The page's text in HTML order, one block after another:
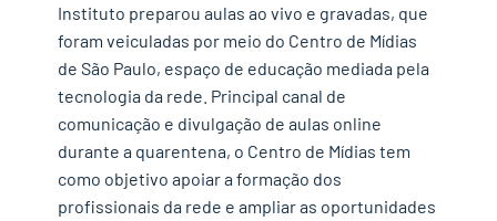
Instituto preparou aulas ao vivo e gravadas, que
foram veiculadas por meio do Centro de Mídias
de São Paulo, espaço de educação mediada pela
tecnologia da rede. Principal canal de
comunicação e divulgação de aulas online
durante a quarentena, o Centro de Mídias tem
como objetivo apoiar a formação dos
profissionais da rede e ampliar as oportunidades